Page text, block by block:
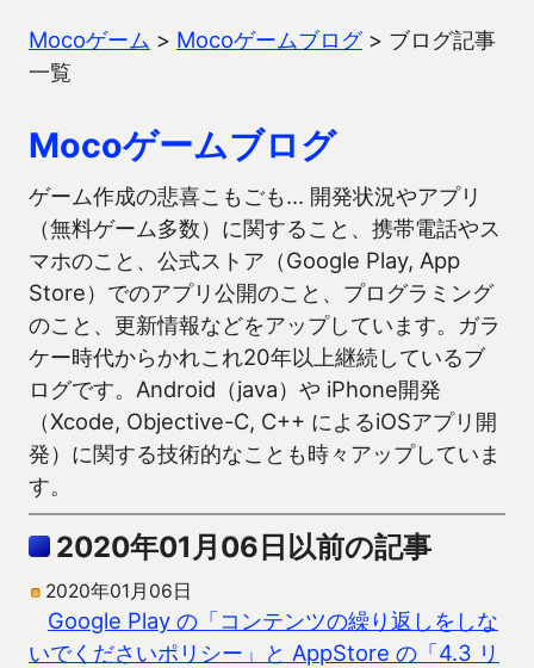
Mocoゲーム > Mocoゲームブログ> ブログ記事
一覧
Mocoゲームブログ
ゲーム作成の悲喜こもごも… 開発状況やアプリ
（無料ゲーム多数）に関すること、携帯電話やス
マホのこと、公式ストア（Google Play, App
Store）でのアプリ公開のこと、プログラミング
のこと、更新情報などをアップしています。ガラ
ケー時代からかれこれ20年以上継続しているブ
ログです。Android（java）や iPhone開発
（Xcode, Objective-C, C++ によるiOSアプリ開
発）に関する技術的なことも時々アップしていま
す。
2020年01月06日以前の記事
2020年01月06日
Google Play の「コンテンツの繰り返しをしな
いでくださいポリシー」と AppStore の「4.3 リ